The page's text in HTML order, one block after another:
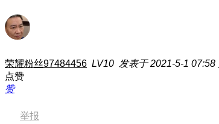
荣耀粉丝97484456 LV10 发表于 2021-5-1 07:58
点赞
赞
举报